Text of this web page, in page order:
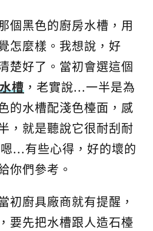
個黑色的廚房水槽，用
怎麼樣。我想說，好
楚好了。當初會選這個
槽 ，老實說...一半是為
的水槽配淺色檯面，感
，就是聽說它很耐刮耐
...有些心得，好的壞的
你們參考。
初廚具廠商就有提醒，
要先把水槽跟人造石檯